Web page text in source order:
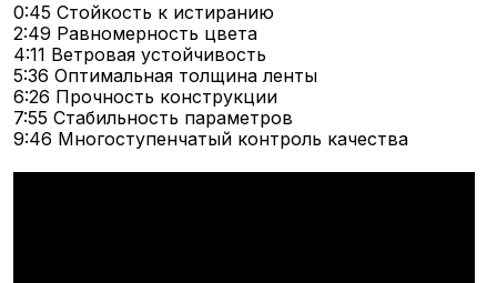
0:45 Стойкость к истиранию
2:49 Равномерность цвета
4:11 Ветровая устойчивость
5:36 Оптимальная толщина ленты
6:26 Прочность конструкции
7:55 Стабильность параметров
9:46 Многоступенчатый контроль качества